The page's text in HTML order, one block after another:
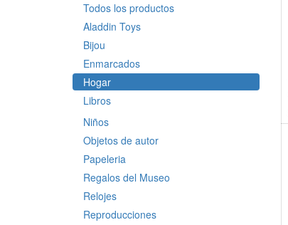
Todos los productos
Aladdin Toys
Bijou
Enmarcados
Hogar
Libros
Niños
Objetos de autor
Papeleria
Regalos del Museo
Relojes
Reproducciones